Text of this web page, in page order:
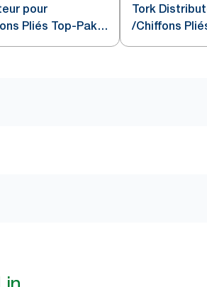
pour
Pliés Top-Pak
W4
Tork
/Chiffons
noir W4